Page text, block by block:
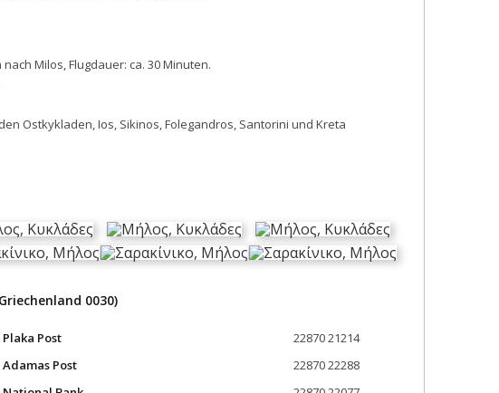
Milos, Flugdauer: ca. 30 Minuten.
Ostkykladen, Ios, Sikinos, Folegandros, Santorini und Kreta
0030)
Plaka Post
22870 21214
Adamas Post
22870 22288